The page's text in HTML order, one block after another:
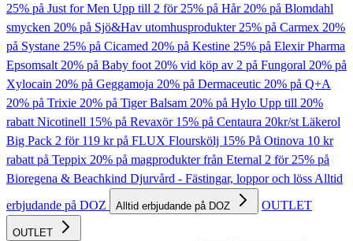
25% på Just for Men Upp till 2 för 25% på Hår20% på Blomdahl
smycken 20% på Sjö&Hav utomhusprodukter25% på Carmex 20%
på Systane 25% på Cicamed 20% på Kestine 25% på Elexir Pharma
Epsomsalt20% på Baby foot20% vid köp av 2 på Fungoral 20% på
Xylocain 20% på Geggamoja 20% på Dermaceutic 20% på Q+A
20% på Trixie 20% på Tiger Balsam 20% på Hylo Upp till 20%
rabatt Nicotinell 15% på Revaxör 15% på Centaura 20kr/st Läkerol
Big Pack 2 för 119 kr på FLUX Flourskölj 15% På Otinova 10 kr
rabatt på Teppix 20% på magprodukter från Eternal 2 för 25% på
Bioregena & Beachkind Djurvård - Fästingar, loppor och lössAlltid
erbjudande på DOZ
Alltid erbjudande på DOZ OUTLET
OUTLET